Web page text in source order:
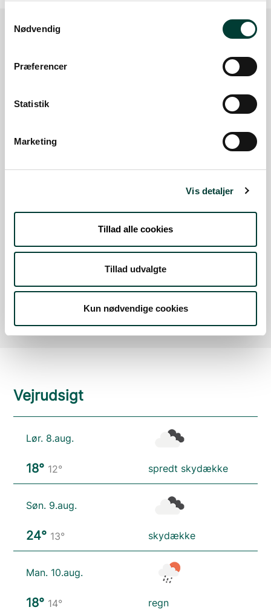
Nødvendig
Præferencer
Statistik
Marketing
Vis detaljer
Tillad alle cookies
Tillad udvalgte
Kun nødvendige cookies
Google Maps
Gulddysse Skov, Gulddyssegård
P-plads
Vejrudsigt
Lør. 8.aug.
18° 12° spredt skydække
Søn. 9.aug.
24° 13° skydække
Man. 10.aug.
18° 14° regn